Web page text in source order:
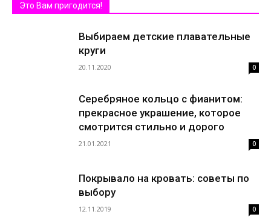
Это Вам пригодится!
Выбираем детские плавательные
круги
20.11.2020 0
Серебряное кольцо с фианитом:
прекрасное украшение, которое
смотрится стильно и дорого
21.01.2021 0
Покрывало на кровать: советы по
выбору
12.11.2019 0